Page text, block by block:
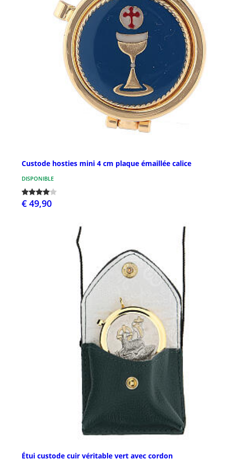
Custode hosties mini 4 cm plaque émaillée calice
DISPONIBLE
€ 49,90
Étui custode cuir véritable vert avec cordon